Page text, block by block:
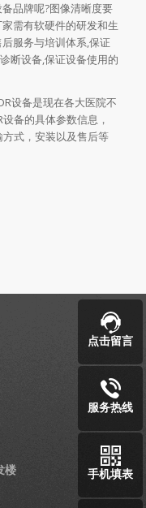
品牌呢?图像清晰度要
需有软硬件的研发和生
服务与培训体系,保证
断设备,保证设备使用的
设备是现在各大医院不
备的具体参数信息，
式，安装以及售后等
楼
点击留言
服务热线
手机填表